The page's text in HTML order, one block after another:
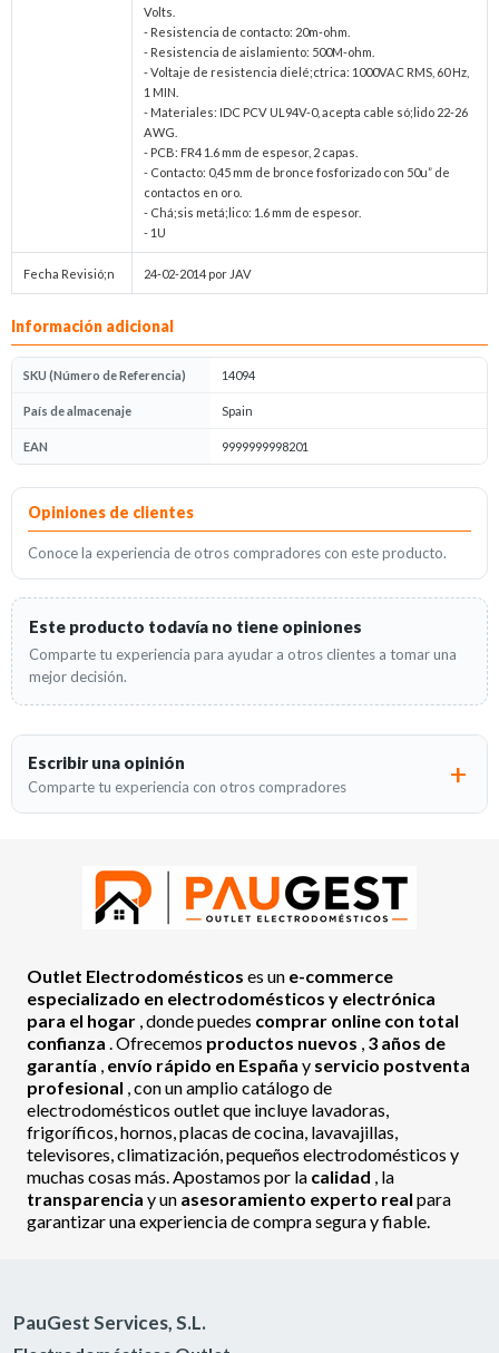
Volts.
- Resistencia de contacto: 20m-ohm.
- Resistencia de aislamiento: 500M-ohm.
- Voltaje de resistencia dielé;ctrica: 1000VAC RMS, 60 Hz,
1 MIN.
- Materiales: IDC PCV UL94V-0, acepta cable só;lido 22-26
AWG.
- PCB: FR4 1.6 mm de espesor, 2 capas.
- Contacto: 0,45 mm de bronce fosforizado con 50u” de
contactos en oro.
- Chá;sis metá;lico: 1.6 mm de espesor.
- 1U
Fecha Revisió;n 24-02-2014 por JAV
Información adicional
SKU (Número de Referencia) 14094
País de almacenaje Spain
EAN 9999999998201
Opiniones
Opiniones de clientes
Conoce la experiencia de otros compradores con este producto.
Este producto todavía no tiene opiniones
Comparte tu experiencia para ayudar a otros clientes a tomar una
mejor decisión.
Escribir una opinión
Comparte tu experiencia con otros compradores
Outlet Electrodomésticos es un e-commerce
especializado en electrodomésticos y electrónica
para el hogar , donde puedes comprar online con total
confianza . Ofrecemos productos nuevos , 3 años de
garantía , envío rápido en España y servicio postventa
profesional , con un amplio catálogo de
electrodomésticos outlet que incluye lavadoras,
frigoríficos, hornos, placas de cocina, lavavajillas,
televisores, climatización, pequeños electrodomésticos y
muchas cosas más. Apostamos por la calidad , la
transparencia y un asesoramiento experto real para
garantizar una experiencia de compra segura y fiable.
PauGest Services, S.L.